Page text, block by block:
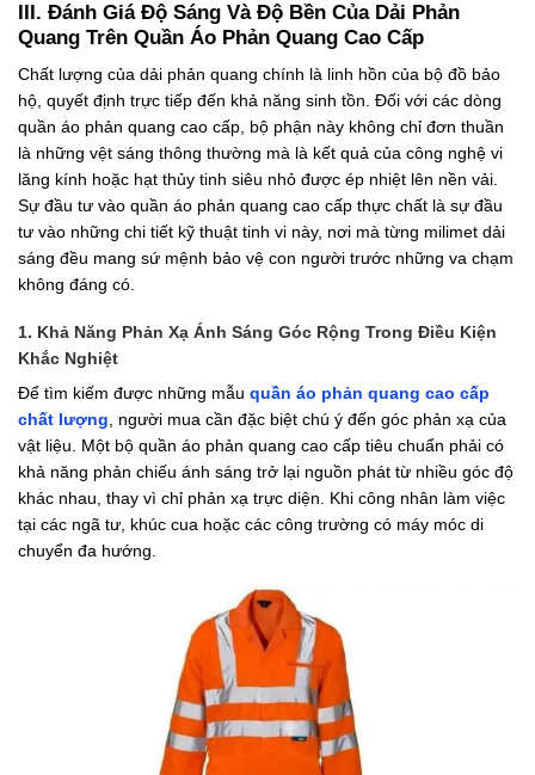
III. Đánh Giá Độ Sáng Và Độ Bền Của Dải Phản
Quang Trên Quần Áo Phản Quang Cao Cấp
Chất lượng của dải phản quang chính là linh hồn của bộ đồ bảo
hộ, quyết định trực tiếp đến khả năng sinh tồn. Đối với các dòng
quần áo phản quang cao cấp, bộ phận này không chỉ đơn thuần
là những vệt sáng thông thường mà là kết quả của công nghệ vi
lăng kính hoặc hạt thủy tinh siêu nhỏ được ép nhiệt lên nền vải.
Sự đầu tư vào quần áo phản quang cao cấp thực chất là sự đầu
tư vào những chi tiết kỹ thuật tinh vi này, nơi mà từng milimet dải
sáng đều mang sứ mệnh bảo vệ con người trước những va chạm
không đáng có.
1. Khả Năng Phản Xạ Ánh Sáng Góc Rộng Trong Điều Kiện
Khắc Nghiệt
Để tìm kiếm được những mẫu quần áo phản quang cao cấp
chất lượng , người mua cần đặc biệt chú ý đến góc phản xạ của
vật liệu. Một bộ quần áo phản quang cao cấp tiêu chuẩn phải có
khả năng phản chiếu ánh sáng trở lại nguồn phát từ nhiều góc độ
khác nhau, thay vì chỉ phản xạ trực diện. Khi công nhân làm việc
tại các ngã tư, khúc cua hoặc các công trường có máy móc di
chuyển đa hướng.